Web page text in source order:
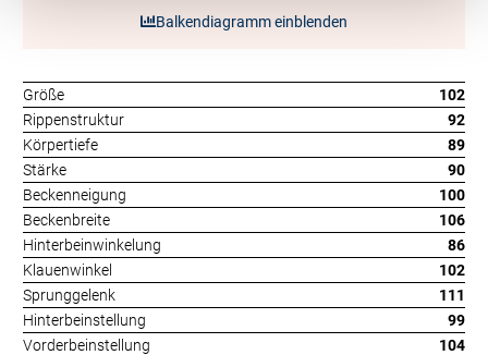
Balkendiagramm einblenden
Größe
102
Rippenstruktur
92
Körpertiefe
89
Stärke
90
Beckenneigung
100
Beckenbreite
106
Hinterbeinwinkelung
86
Klauenwinkel
102
Sprunggelenk
111
Hinterbeinstellung
99
Vorderbeinstellung
104